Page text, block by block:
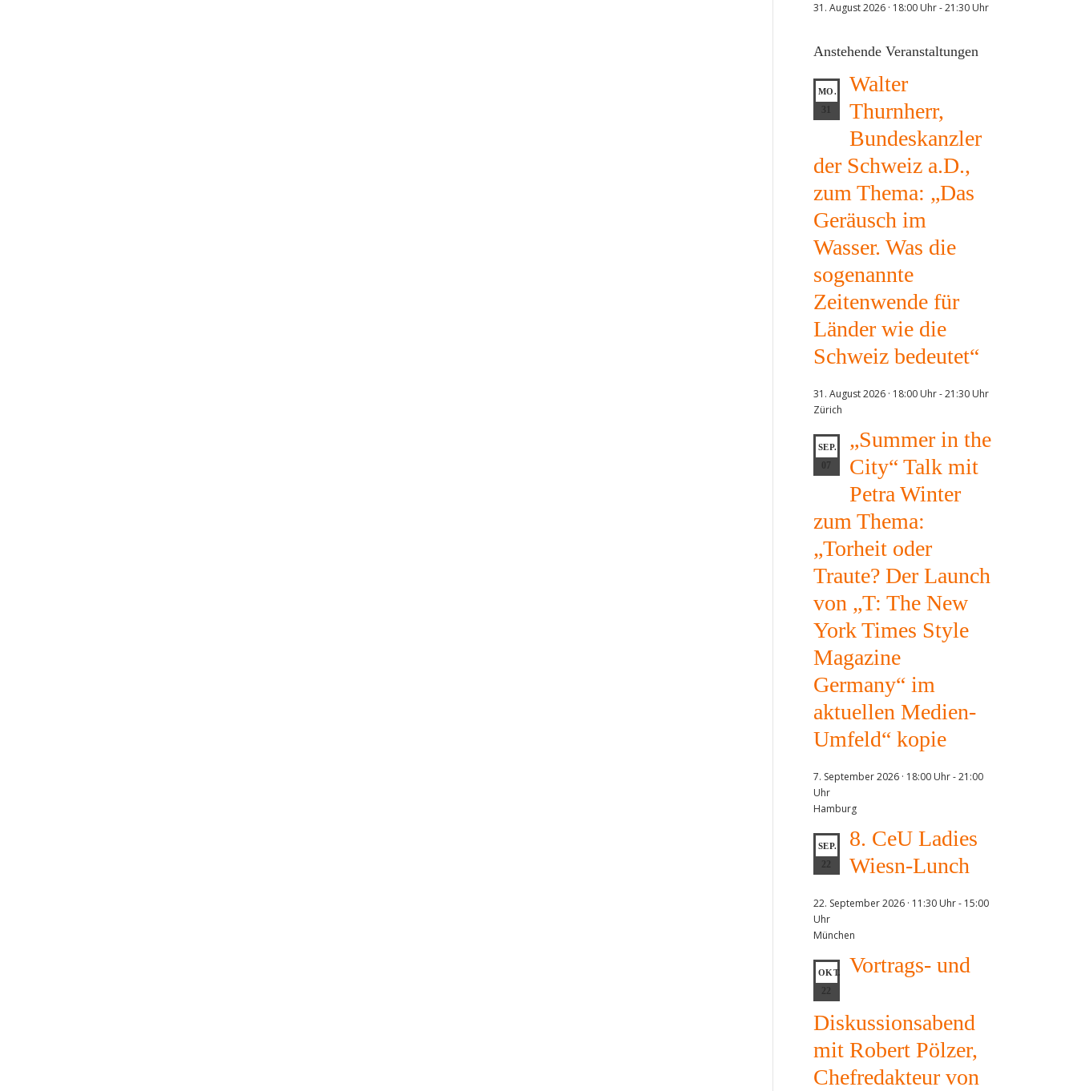
31. August 2026 · 18:00 Uhr-21:30 Uhr
Anstehende Veranstaltungen
MO.
Walter
Thurnherr,
Bundeskanzler
der Schweiz a.D.,
zum Thema: „Das
Geräusch im
Wasser. Was die
sogenannte
Zeitenwende für
Länder wie die
Schweiz bedeutet“
31. August 2026 · 18:00 Uhr-21:30 Uhr
Zürich
SEP.
07
„Summer in the
City“ Talk mit
Petra Winter
zum Thema:
„Torheit oder
Traute? Der Launch
von „T: The New
York Times Style
Magazine
Germany“ im
aktuellen Medien-
Umfeld“ kopie
7. September 2026 · 18:00 Uhr-21:00
Uhr
Hamburg
SEP.
22
8. CeU Ladies
Wiesn-Lunch
22. September 2026 · 11:30 Uhr- 15:00
Uhr
München
OKT.
22
Vortrags- und
Diskussionsabend
mit Robert Pölzer,
Chefredakteur von